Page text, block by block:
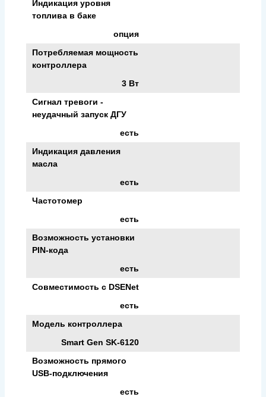
Индикация уровня
топлива в баке
опция
Потребляемая мощность
контроллера
3 Вт
Сигнал тревоги -
неудачный запуск ДГУ
есть
Индикация давления
масла
есть
Частотомер
есть
Возможность установки
PIN-кода
есть
Совместимость c DSENet
есть
Модель контроллера
Smart Gen SK-6120
Возможность прямого
USB-подключения
есть